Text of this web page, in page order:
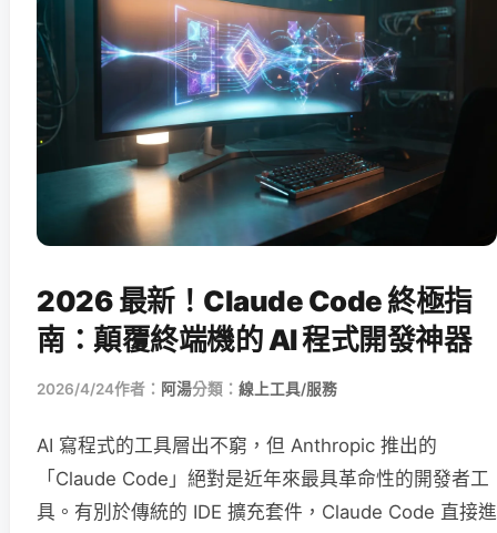
2026 最新！Claude Code 終極指
南：顛覆終端機的 AI 程式開發神器
2026/4/24作者： 阿湯分類： 線上工具/服務
AI 寫程式的工具層出不窮，但 Anthropic 推出的
「Claude Code」絕對是近年來最具革命性的開發者工
具。有別於傳統的 IDE 擴充套件，Claude Code 直接進